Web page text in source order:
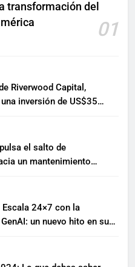
transformación del
01
Riverwood Capital,
inversión de US$35
el salto de
un mantenimiento
24×7 con la
un nuevo hito en su